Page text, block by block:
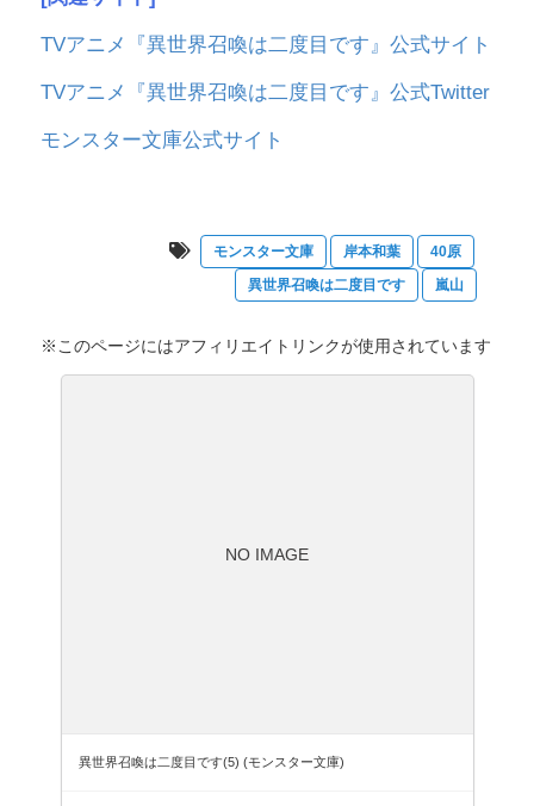
TVアニメ『異世界召喚は二度目です』公式サイト
TVアニメ『異世界召喚は二度目です』公式Twitter
モンスター文庫公式サイト
モンスター文庫 岸本和葉
40原
異世界召喚は二度目です
嵐山
※このページにはアフィリエイトリンクが使用されています
NO IMAGE
異世界召喚は二度目です(5) (モンスター文庫)